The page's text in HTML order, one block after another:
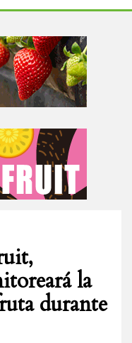
la
durante